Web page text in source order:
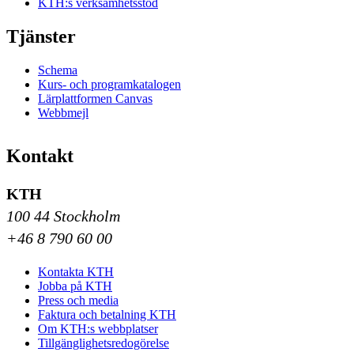
Tjänster
Schema
Kurs- och programkatalogen
Lärplattformen Canvas
Webbmejl
Kontakt
KTH
100 44 Stockholm
+46 8 790 60 00
Kontakta KTH
Jobba på KTH
Press och media
Faktura och betalning KTH
Om KTH:s webbplatser
Tillgänglighetsredogörelse